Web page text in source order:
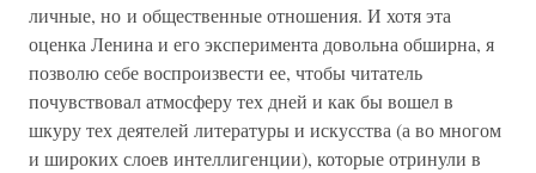
личные, но и общественные отношения. И хотя эта
оценка Ленина и его эксперимента довольна обширна, я
позволю себе воспроизвести ее, чтобы читатель
почувствовал атмосферу тех дней и как бы вошел в
шкуру тех деятелей литературы и искусства (а во многом
и широких слоев интеллигенции), которые отринули в